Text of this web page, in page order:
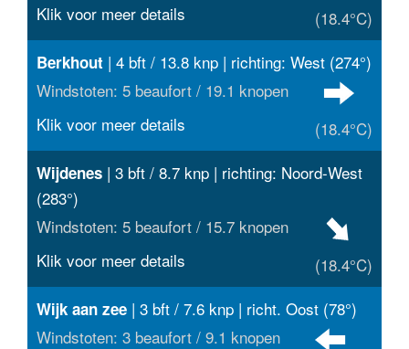
(18.4°C)
Klik voor meer details
Berkhout | 4 bft / 13.8 knp | richting: West (274°)
Windstoten: 5 beaufort / 19.1 knopen
(18.4°C)
Klik voor meer details
Wijdenes | 3 bft / 8.7 knp | richting: Noord-West
(283°)
Windstoten: 5 beaufort / 15.7 knopen
(18.4°C)
Klik voor meer details
Wijk aan zee | 3 bft / 7.6 knp | richt. Oost (78°)
Windstoten: 3 beaufort / 9.1 knopen